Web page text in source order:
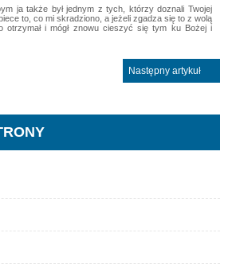
ja także był jednym z tych, którzy doznali Twojej
to, co mi skradziono, a jeżeli zgadza się to z wolą
otrzymał i mógł znowu cieszyć się tym ku Bożej i
Następny artykuł